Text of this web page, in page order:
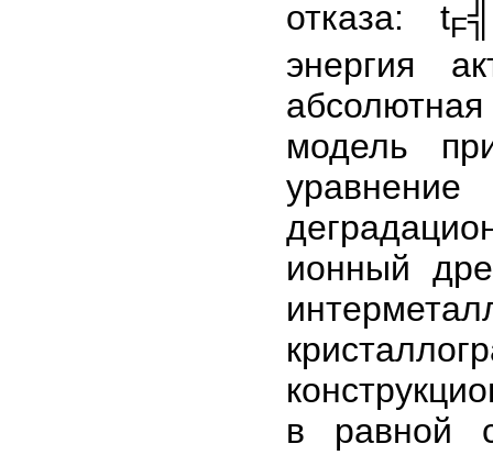
отказа: tF╣
энергия
модель
ионный
в равной